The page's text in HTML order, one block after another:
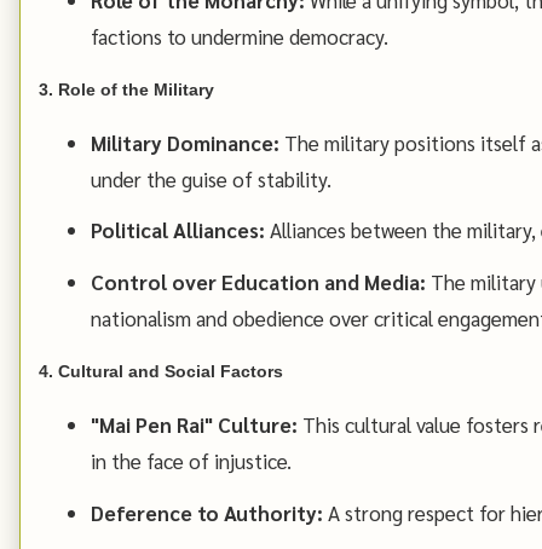
factions to undermine democracy.
3. Role of the Military
Military Dominance: The military positions itself
under the guise of stability.
Political Alliances: Alliances between the
Control over Education and Media: The
nationalism and obedience over critical
4. Cultural and Social Factors
"Mai Pen Rai" Culture: This cultural value fosters
in the face of injustice.
Deference to Authority: A strong respect for